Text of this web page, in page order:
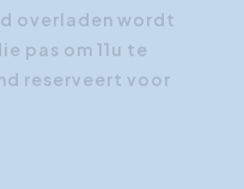
overladen wordt
pas om 11u te
reserveert voor